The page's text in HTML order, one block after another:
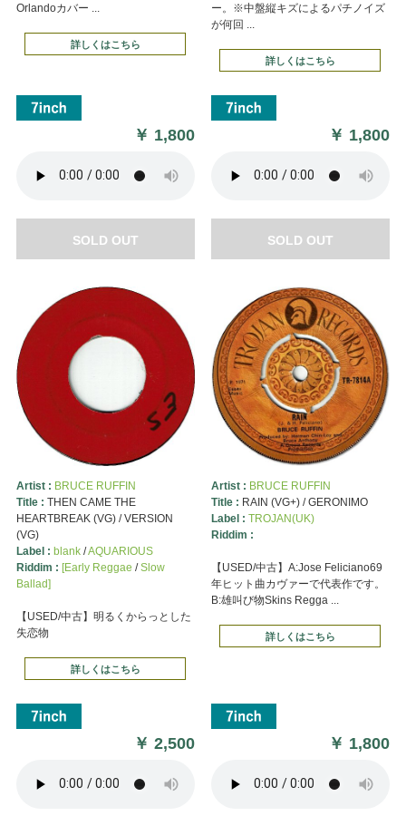
Orlandoカバー ...
詳しくはこちら
￥ 1,800
SOLD OUT
ー。※中盤縦キズによるパチノイズ
が何回 ...
詳しくはこちら
￥ 1,800
SOLD OUT
Artist : BRUCE RUFFIN
Title : THEN CAME THE
HEARTBREAK (VG) / VERSION
(VG)
Label : blank/AQUARIOUS
Riddim : [Early Reggae /Slow
Ballad]
【USED/中古】明るくからっとした
失恋物
詳しくはこちら
￥2,500
Artist : BRUCE RUFFIN
Title : RAIN (VG+) / GERONIMO
Label : TROJAN(UK)
Riddim :
【USED/中古】A:Jose Feliciano69
年ヒット曲カヴァーで代表作です。
B:雄叫び物Skins Regga ...
詳しくはこちら
￥ 1,800